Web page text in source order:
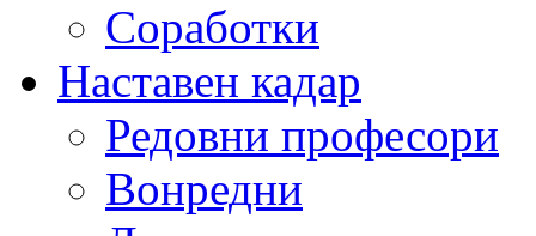
Соработки
Наставен кадар
Редовни професори
Вонредни